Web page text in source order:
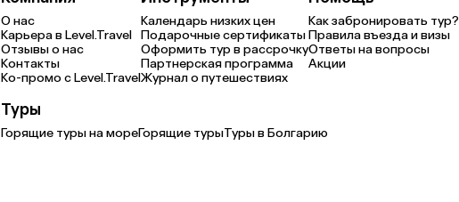
О нас
Карьера в Level.Travel
Отзывы о нас
Контакты
Ко-промо с Level.Travel
Календарь низких цен
Подарочные сертификаты
Оформить тур в рассрочку
Партнерская программа
Журнал о путешествиях
Как забронировать тур?
Правила въезда и визы
Ответы на вопросы
Акции
Туры
Горящие туры на мореГорящие турыТуры в Болгарию